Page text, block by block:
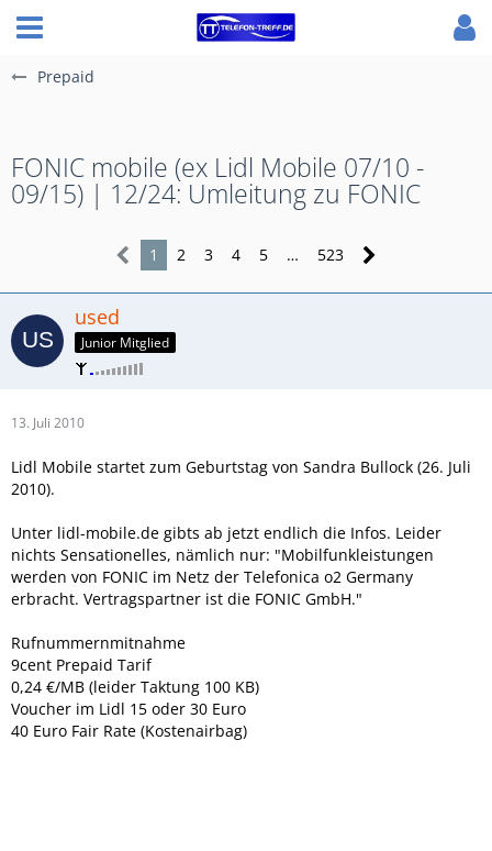
Prepaid
FONIC mobile (ex Lidl Mobile 07/10 -
09/15) | 12/24: Umleitung zu FONIC
1 2 3 4 5 … 523
used
Junior Mitglied
13. Juli 2010
Lidl Mobile startet zum Geburtstag von Sandra Bullock (26. Juli
2010).
Unter lidl-mobile.de gibts ab jetzt endlich die Infos. Leider
nichts Sensationelles, nämlich nur: "Mobilfunkleistungen
werden von FONIC im Netz der Telefonica o2 Germany
erbracht. Vertragspartner ist die FONIC GmbH."
Rufnummernmitnahme
9cent Prepaid Tarif
0,24 €/MB (leider Taktung 100 KB)
Voucher im Lidl 15 oder 30 Euro
40 Euro Fair Rate (Kostenairbag)